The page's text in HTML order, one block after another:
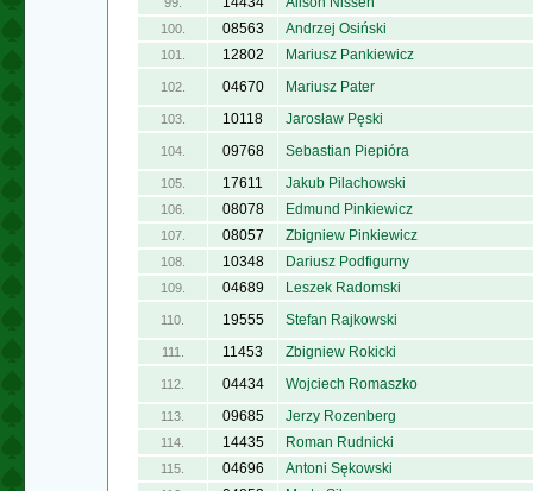
100. 08563 Andrzej Osiński
101. 12802 Mariusz Pankiewicz
102. 04670 Mariusz Pater
103. 10118 Jarosław Pęski
104. 09768 Sebastian Piepióra
105. 17611 Jakub Pilachowski
106. 08078 Edmund Pinkiewicz
107. 08057 Zbigniew Pinkiewicz
108. 10348 Dariusz Podfigurny
109. 04689 Leszek Radomski
110. 19555 Stefan Rajkowski
111. 11453 Zbigniew Rokicki
112. 04434 Wojciech Romaszko
113. 09685 Jerzy Rozenberg
114. 14435 Roman Rudnicki
115. 04696 Antoni Sękowski